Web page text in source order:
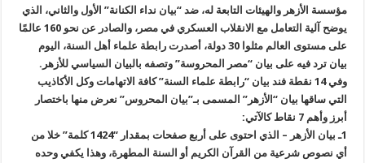
مؤسسة الأزهر والهيئات التابعة له، ضد “بيان نداء الكنانة” الأول والثاني، الذي
يوضح آلية التعامل مع الانقلاب العسكري في مصر، والصادر عن نحو 160 عالمًا
على مستوى العالم مثلوا 30 دولة، أصدرت رابطة علماء أهل السنة، اليوم
بيان ترد فيه على بيان “مصر المحروسة” وتصفه بالبيان السياسي للأزهر .
وفي 14 نقطة فند بيان “رابطة علماء السنة” كافة الاتهامات وكل الأكاذيب
التي ساقها بيان “الأزهر” المسمى بـ”بيان المحروس” نعرض منها باختصار
أبرز وأهم 7 نقاط كالآتي
:
1ـ بيان الأزهر – الذي احتوى على أربع صفحات بمقدار “1424 كلمة ”خلا من
أي نصوص شرعية من القرآن الكريم أو السنة المطهرة، وهذا يكفي وحده